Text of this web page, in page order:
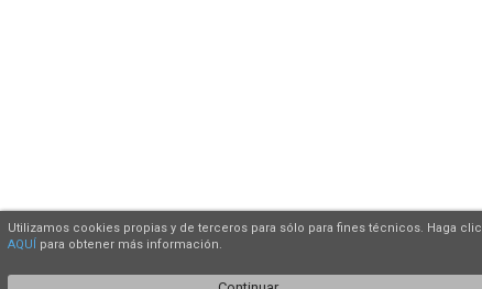
Utilizamos cookies propias y de terceros para sólo para fines técnicos. Haga clic
AQUÍ para obtener más información.